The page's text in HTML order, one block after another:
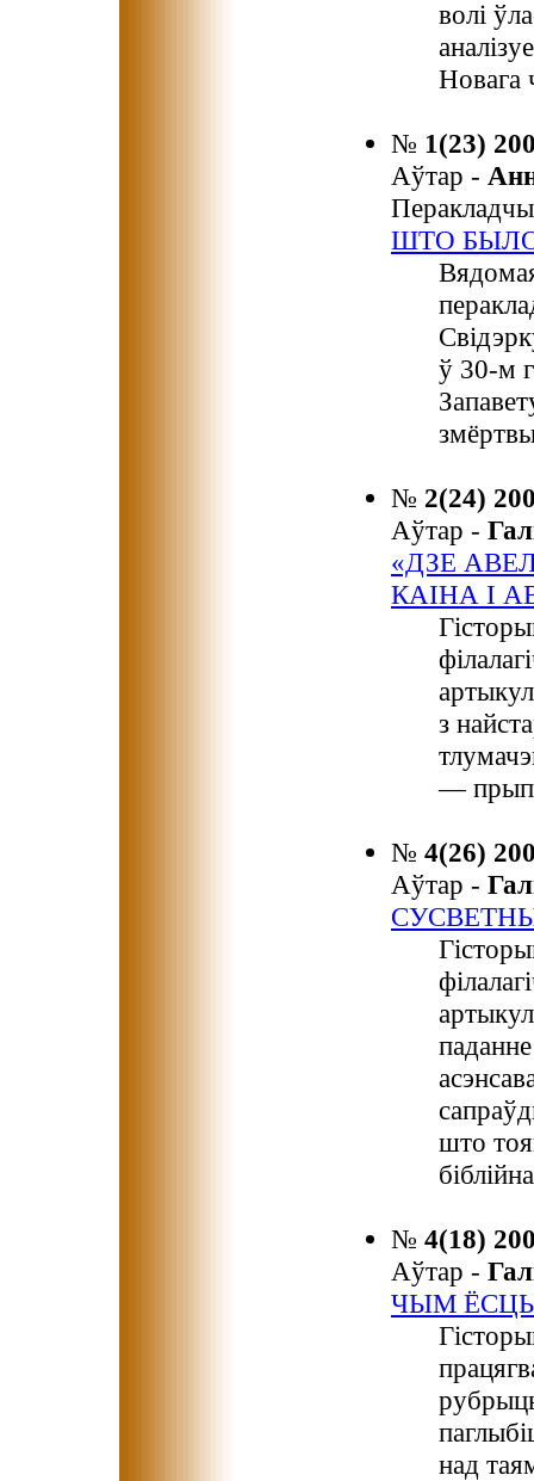
волі
Новага
№ 1(23)
Аўтар -
ШТО БЫЛО
ў 30-м
№ 2(24)
Аўтар -
«ДЗЕ
КАІНА І
з
—
№ 4(26)
Аўтар -
што
№ 4(18)
Аўтар -
ЧЫМ
над